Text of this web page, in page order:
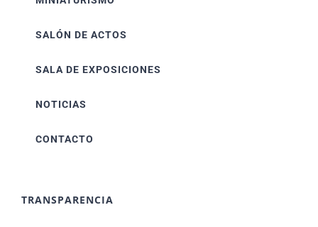
SALÓN DE ACTOS
SALA DE EXPOSICIONES
NOTICIAS
CONTACTO
TRANSPARENCIA